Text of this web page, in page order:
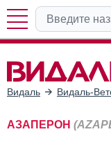
Видаль
Видаль-
АЗАПЕРОН